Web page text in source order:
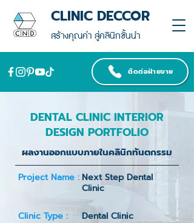
สร้างคุณค่า สู่คลินิกชั้นนำ
CLINIC DECCOR
ติดต่อฝ่ายขาย
DENTAL CLINIC INTERIOR
DESIGN PORTFOLIO
ผลงานออกแบบภายในคลินิกทันตกรรม
Project Name : Next Step Dental
Clinic
Clinic Type :
Dental Clinic